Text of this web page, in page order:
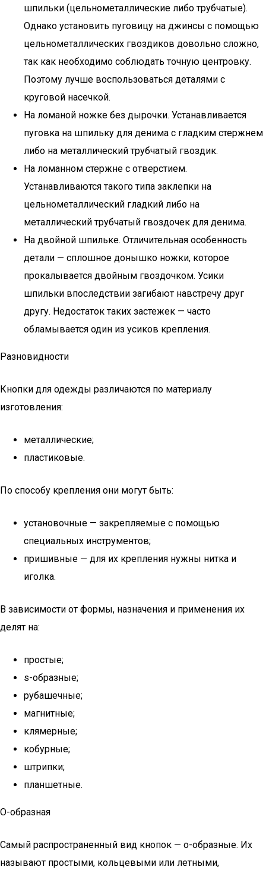
шпильки (цельнометаллические либо трубчатые).
Однако установить пуговицу на джинсы с помощью
цельнометаллических гвоздиков довольно сложно,
так как необходимо соблюдать точную центровку.
Поэтому лучше воспользоваться деталями с
круговой насечкой.
На ломаной ножке без дырочки. Устанавливается
пуговка на шпильку для денима с гладким стержнем
либо на металлический трубчатый гвоздик.
На ломанном стержне с отверстием.
Устанавливаются такого типа заклепки на
цельнометаллический гладкий либо на
металлический трубчатый гвоздочек для денима.
На двойной шпильке. Отличительная особенность
детали — сплошное донышко ножки, которое
прокалывается двойным гвоздочком. Усики
шпильки впоследствии загибают навстречу друг
другу. Недостаток таких застежек — часто
обламывается один из усиков крепления.
Разновидности
Кнопки для одежды различаются по материалу
изготовления:
металлические;
пластиковые.
По способу крепления они могут быть:
установочные — закрепляемые с помощью
специальных инструментов;
пришивные — для их крепления нужны нитка и
иголка.
В зависимости от формы, назначения и применения их
делят на:
простые;
s-образные;
рубашечные;
магнитные;
клямерные;
кобурные;
штрипки;
планшетные.
О-образная
Самый распространенный вид кнопок — о-образные. Их
называют простыми, кольцевыми или летными,